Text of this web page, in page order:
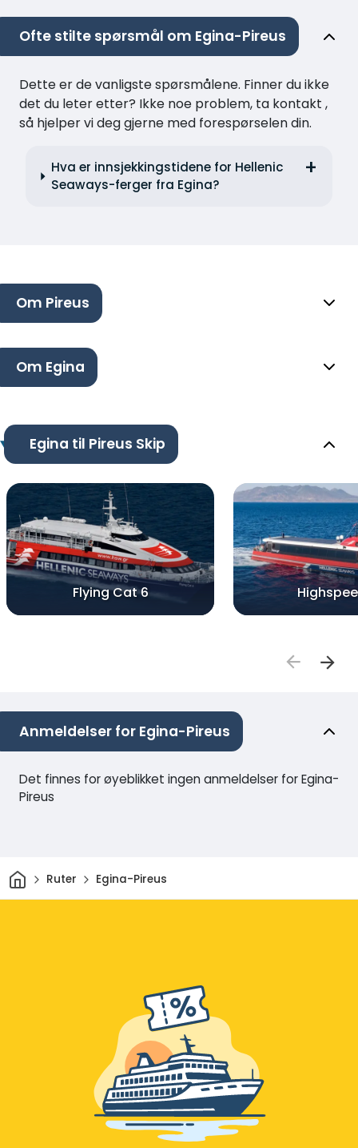
Ofte stilte spørsmål om Egina-Pireus
Dette er de vanligste spørsmålene. Finner du ikke
det du leter etter? Ikke noe problem, ta kontakt ,
så hjelper vi deg gjerne med forespørselen din.
Hva er innsjekkingstidene for Hellenic
Seaways-ferger fra Egina?
Om Pireus
Om Egina
Egina til Pireus Skip
Flying Cat 6
Anmeldelser for Egina-Pireus
Det finnes for øyeblikket ingen anmeldelser for Egina-
Pireus
HjemRuter Egina-Pireus